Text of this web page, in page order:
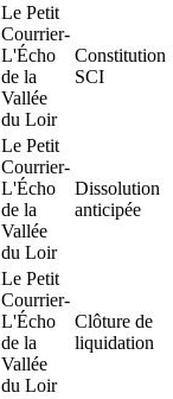
Le Petit
Courrier-
L'Écho
de la
Vallée
du Loir
Constitution
SCI
Le Petit
Courrier-
L'Écho
de la
Vallée
du Loir
Dissolution
anticipée
Le Petit
Courrier-
L'Écho
de la
Vallée
du Loir
Clôture de
liquidation